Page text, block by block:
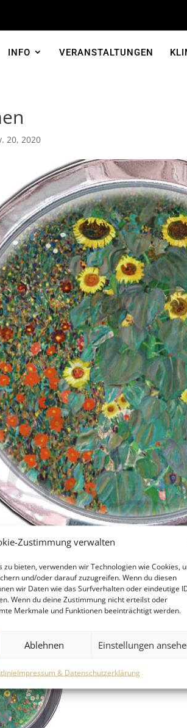
Zustimmung verwalten
bieten, verwenden wir Technologien wie Cookies,
und/oder darauf zuzugreifen. Wenn du diesen
wir Daten wie das Surfverhalten oder eindeutige
Wenn du deine Zustimmung nicht erteilst oder
Merkmale und Funktionen beeinträchtigt werden.
Ablehnen Einstellungen
Impressum & Datenschutzerklärung
INFO VERANSTALTUNGEN
20, 2020